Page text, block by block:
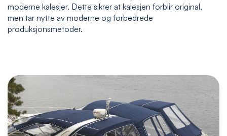
moderne kalesjer. Dette sikrer at kalesjen forblir original,
men tar nytte av moderne og forbedrede
produksjonsmetoder.